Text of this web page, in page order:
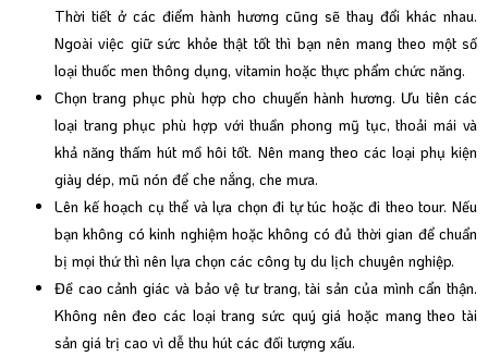
Thời tiết ở các điểm hành hương cũng sẽ thay đổi khác nhau.
Ngoài việc giữ sức khỏe thật tốt thì bạn nên mang theo một số
loại thuốc men thông dụng, vitamin hoặc thực phẩm chức năng.
Chọn trang phục phù hợp cho chuyến hành hương. Ưu tiên các
loại trang phục phù hợp với thuần phong mỹ tục, thoải mái và
khả năng thấm hút mồ hôi tốt. Nên mang theo các loại phụ kiện
giày dép, mũ nón để che nắng, che mưa.
Lên kế hoạch cụ thể và lựa chọn đi tự túc hoặc đi theo tour. Nếu
bạn không có kinh nghiệm hoặc không có đủ thời gian để chuẩn
bị mọi thứ thì nên lựa chọn các công ty du lịch chuyên nghiệp.
Đề cao cảnh giác và bảo vệ tư trang, tài sản của mình cẩn thận.
Không nên đeo các loại trang sức quý giá hoặc mang theo tài
sản giá trị cao vì dễ thu hút các đối tượng xấu.